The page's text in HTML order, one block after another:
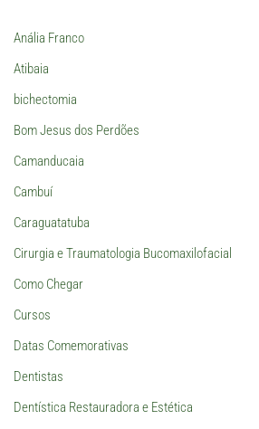
Anália Franco
Atibaia
bichectomia
Bom Jesus dos Perdões
Camanducaia
Cambuí
Caraguatatuba
Cirurgia e Traumatologia Bucomaxilofacial
Como Chegar
Cursos
Datas Comemorativas
Dentistas
Dentística Restauradora e Estética